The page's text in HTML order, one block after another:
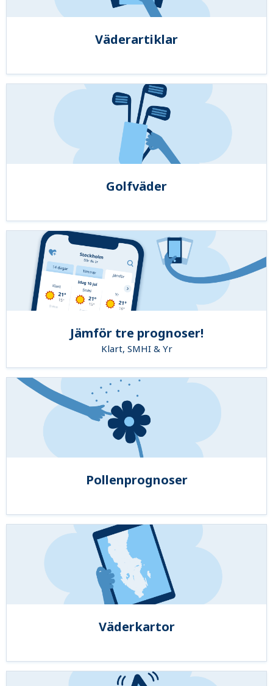
Väderartiklar
Golfväder
Jämför tre prognoser!
Klart, SMHI & Yr
Pollenprognoser
Väderkartor